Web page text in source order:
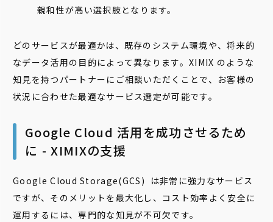
親和性が高い選択肢となります。
どのサービスが最適かは、既存のシステム環境や、将来的
なデータ活用の目的によって異なります。XIMIX のような
知見を持つパートナーにご相談いただくことで、お客様の
状況に合わせた最適なサービス選定が可能です。
Google Cloud 活用を成功させるため
に - XIMIXの支援
Google Cloud Storage(GCS) は非常に強力なサービス
ですが、そのメリットを最大化し、コスト効率よく安全に
運用するには、専門的な知見が不可欠です。